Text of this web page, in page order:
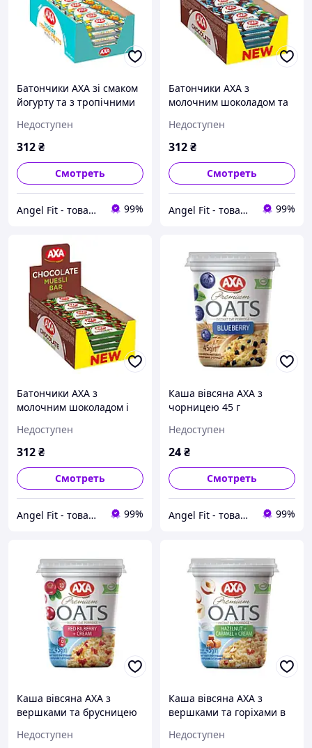
Батончики АХА зі смаком
йогурту та з тропічними
Недоступен
312₴
Смотреть
Angel Fit - товари для здоров'я, спорту та активного життя 99%
Батончики АХА з
молочним шоколадом та
Недоступен
312₴
Смотреть
Angel Fit - товари для здоров'я, спорту та активного життя 99%
Батончики АХА з
молочним шоколадом і
Недоступен
312₴
Смотреть
Angel Fit - товари для здоров'я, спорту та активного життя 99%
Каша вівсяна АХА з
чорницею 45 г
Недоступен
24₴
Смотреть
Angel Fit - товари для здоров'я, спорту та активного життя 99%
Каша вівсяна АХА з
вершками та брусницею
Недоступен
Каша вівсяна АХА з
вершками та горіхами в
Недоступен